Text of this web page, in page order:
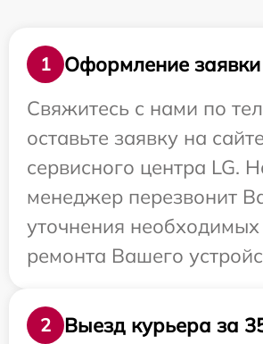
1
Оформление заявки
Свяжитесь с нами по
оставьте заявку на сайте
сервисного центра LG.
менеджер перезвонит
уточнения
ремонта Вашего
2
Выезд курьера за